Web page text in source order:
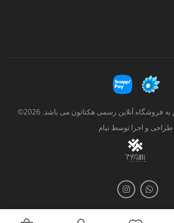
فروشگاه آنلاین رسمی هکتاتون می باشد. 2026©
طراحی و اجرا توسطتیام